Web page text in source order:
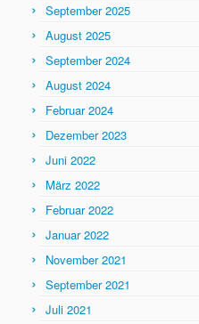
September 2025
August 2025
September 2024
August 2024
Februar 2024
Dezember 2023
Juni 2022
März 2022
Februar 2022
Januar 2022
November 2021
September 2021
Juli 2021